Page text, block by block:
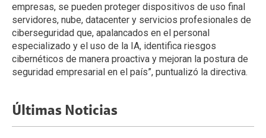
empresas, se pueden proteger dispositivos de uso final
servidores, nube, datacenter y servicios profesionales de
ciberseguridad que, apalancados en el personal
especializado y el uso de la IA, identifica riesgos
cibernéticos de manera proactiva y mejoran la postura de
seguridad empresarial en el país”, puntualizó la directiva.
Últimas Noticias